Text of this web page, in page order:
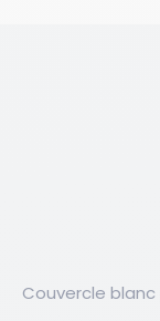
Couvercle